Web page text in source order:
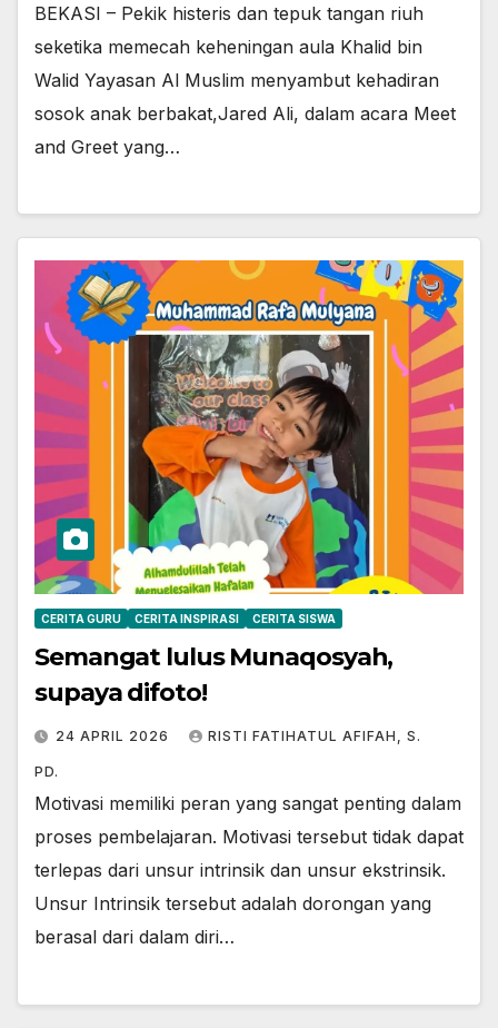
BEKASI – Pekik histeris dan tepuk tangan riuh
seketika memecah keheningan aula Khalid bin
Walid Yayasan Al Muslim menyambut kehadiran
sosok anak berbakat,Jared Ali, dalam acara Meet
and Greet yang…
CERITA GURU CERITA INSPIRASI CERITA SISWA
Semangat lulus Munaqosyah,
supaya difoto!
24 APRIL 2026 RISTI FATIHATUL AFIFAH, S.
PD.
Motivasi memiliki peran yang sangat penting dalam
proses pembelajaran. Motivasi tersebut tidak dapat
terlepas dari unsur intrinsik dan unsur ekstrinsik.
Unsur Intrinsik tersebut adalah dorongan yang
berasal dari dalam diri…